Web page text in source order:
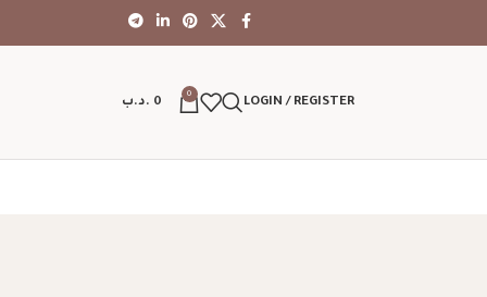
LOGIN / REGISTER
0
0 .د.ب